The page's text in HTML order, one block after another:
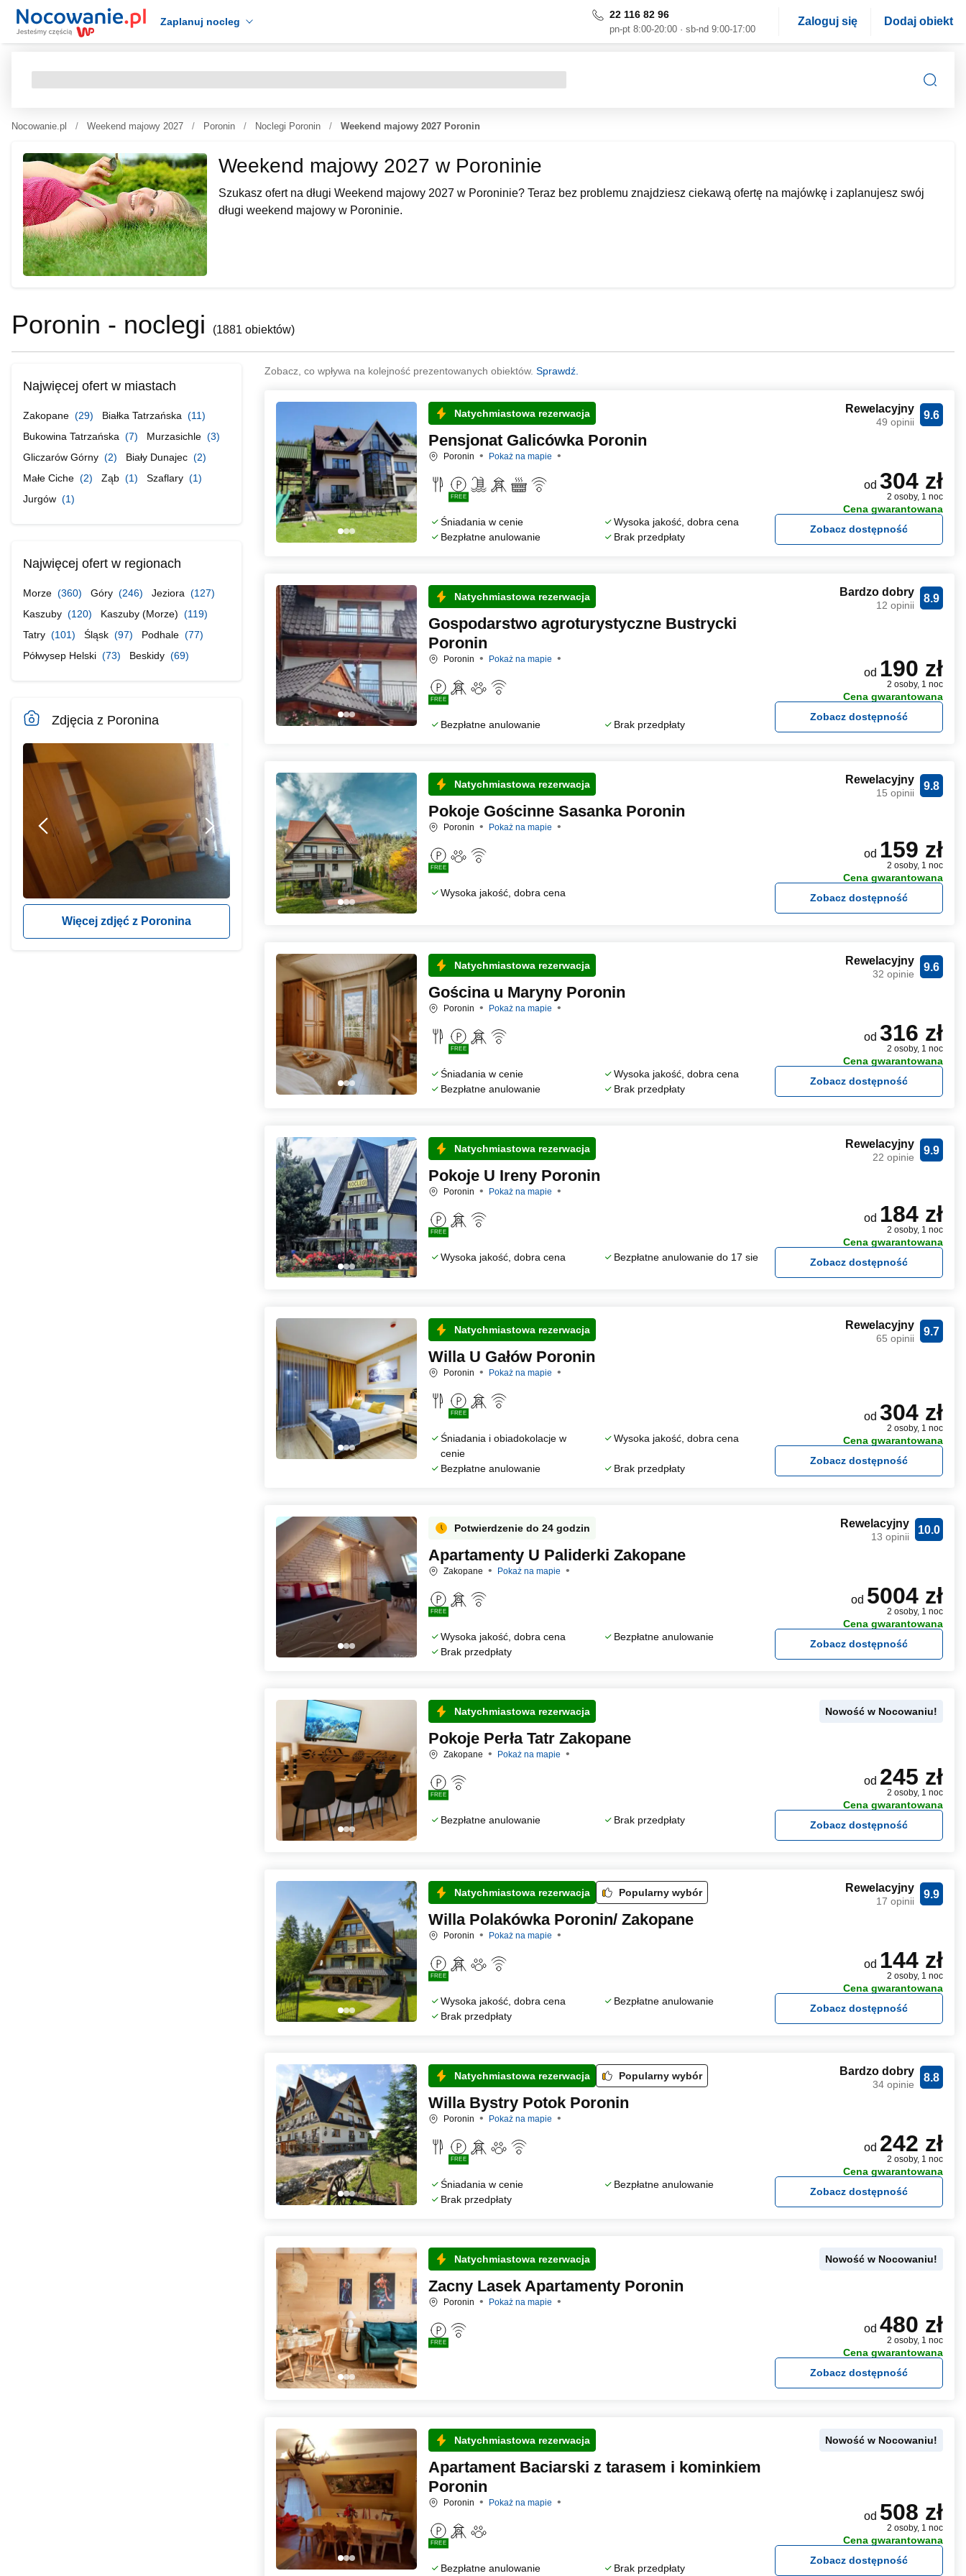
Zaplanuj nocleg
22 116 82 96
pn-pt 8:00-20:00 · sb-nd 9:00-17:00
Zaloguj się Dodaj obiekt
Nocowanie.pl Weekend majowy 2027 Poronin Noclegi Poronin Weekend majowy 2027 Poronin
Weekend majowy 2027 w Poroninie
Szukasz ofert na długi Weekend majowy 2027 w Poroninie? Teraz bez problemu znajdziesz ciekawą ofertę na majówkę i zaplanujesz swój
długi weekend majowy w Poroninie.
Poronin - noclegi (1881 obiektów)
Zobacz, co wpływa na kolejność prezentowanych obiektów. Sprawdź.
Natychmiastowa rezerwacja
Pensjonat Galicówka Poronin
Poronin Pokaż na mapie
FREE
Śniadania w cenie
Wysoka jakość, dobra cena
Bezpłatne anulowanie
Brak przedpłaty
9.6
Rewelacyjny
49 opinii
od 304 zł
2 osoby, 1 noc
Cena gwarantowana
Zobacz dostępność
Natychmiastowa rezerwacja
Gospodarstwo agroturystyczne Bustrycki
Poronin
Poronin Pokaż na mapie
FREE
Bezpłatne anulowanie Brak przedpłaty
8.9
Bardzo dobry
12 opinii
od 190 zł
2 osoby, 1 noc
Cena gwarantowana
Zobacz dostępność
Natychmiastowa rezerwacja
Pokoje Gościnne Sasanka Poronin
Poronin Pokaż na mapie
FREE
Wysoka jakość, dobra cena
9.8
Rewelacyjny
15 opinii
od 159 zł
2 osoby, 1 noc
Cena gwarantowana
Zobacz dostępność
Natychmiastowa rezerwacja
Gościna u Maryny Poronin
Poronin Pokaż na mapie
FREE
Śniadania w cenie
Wysoka jakość, dobra cena
Bezpłatne anulowanie
Brak przedpłaty
9.6
Rewelacyjny
32 opinie
od 316 zł
2 osoby, 1 noc
Cena gwarantowana
Zobacz dostępność
Natychmiastowa rezerwacja
Pokoje U Ireny Poronin
Poronin Pokaż na mapie
FREE
Wysoka jakość, dobra cena Bezpłatne anulowanie do 17 sie
9.9
Rewelacyjny
22 opinie
od 184 zł
2 osoby, 1 noc
Cena gwarantowana
Zobacz dostępność
Natychmiastowa rezerwacja
Willa U Gałów Poronin
Poronin Pokaż na mapie
FREE
Śniadania i obiadokolacje w
cenie
Wysoka jakość, dobra cena
Bezpłatne anulowanie Brak przedpłaty
9.7
Rewelacyjny
65 opinii
od 304 zł
2 osoby, 1 noc
Cena gwarantowana
Zobacz dostępność
Potwierdzenie do 24 godzin
Apartamenty U Paliderki Zakopane
Zakopane Pokaż na mapie
FREE
Wysoka jakość, dobra cena
Bezpłatne anulowanie
Brak przedpłaty
10.0
Rewelacyjny
13 opinii
od 5004 zł
2 osoby, 1 noc
Cena gwarantowana
Zobacz dostępność
Natychmiastowa rezerwacja
Pokoje Perła Tatr Zakopane
Zakopane Pokaż na mapie
FREE
Bezpłatne anulowanie Brak przedpłaty
Nowość w Nocowaniu!
od 245 zł
2 osoby, 1 noc
Cena gwarantowana
Zobacz dostępność
Natychmiastowa rezerwacja Popularny wybór
Willa Polakówka Poronin/ Zakopane
Poronin Pokaż na mapie
FREE
Wysoka jakość, dobra cena
Bezpłatne anulowanie
Brak przedpłaty
9.9
Rewelacyjny
17 opinii
od 144 zł
2 osoby, 1 noc
Cena gwarantowana
Zobacz dostępność
Natychmiastowa rezerwacja Popularny wybór
Willa Bystry Potok Poronin
Poronin Pokaż na mapie
FREE
Śniadania w cenie
Bezpłatne anulowanie
Brak przedpłaty
8.8
Bardzo dobry
34 opinie
od 242 zł
2 osoby, 1 noc
Cena gwarantowana
Zobacz dostępność
Natychmiastowa rezerwacja
Zacny Lasek Apartamenty Poronin
Poronin Pokaż na mapie
FREE
Nowość w Nocowaniu!
od 480 zł
2 osoby, 1 noc
Cena gwarantowana
Zobacz dostępność
Natychmiastowa rezerwacja
Apartament Baciarski z tarasem i kominkiem
Poronin
Poronin Pokaż na mapie
FREE
Bezpłatne anulowanie Brak przedpłaty
Nowość w Nocowaniu!
od 508 zł
2 osoby, 1 noc
Cena gwarantowana
Zobacz dostępność
Najwięcej ofert w miastach
Zakopane (29) Białka Tatrzańska (11)
Bukowina Tatrzańska (7) Murzasichle (3)
Gliczarów Górny (2) Biały Dunajec (2)
Małe Ciche (2) Ząb (1) Szaflary (1)
Jurgów (1)
Najwięcej ofert w regionach
Morze (360) Góry (246) Jeziora (127)
Kaszuby (120) Kaszuby (Morze) (119)
Tatry (101) Śląsk (97) Podhale (77)
Półwysep Helski (73) Beskidy (69)
Zdjęcia z Poronina
Więcej zdjęć z Poronina